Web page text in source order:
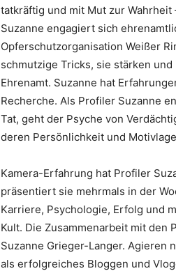
tatkräftig und mit Mut zur
Suzanne engagiert sich
Opferschutzorganisation Weißer
schmutzige Tricks, sie stärken
Ehrenamt. Suzanne hat
Recherche. Als Profiler Suzanne
Tat, geht der Psyche von
deren Persönlichkeit und
Kamera-Erfahrung hat Profiler
präsentiert sie mehrmals in der
Karriere, Psychologie, Erfolg und
Kult. Die Zusammenarbeit mit den
Suzanne Grieger-Langer. Agieren
als erfolgreiches Bloggen und